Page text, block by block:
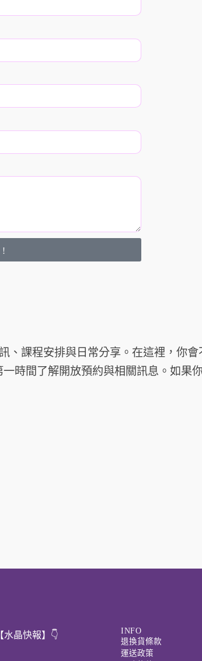
、課程安排與日常分享。在這裡，你會
時間了解開放預約與相關訊息。如果
晶快報】 👇
INFO
退換貨條款
運送政策